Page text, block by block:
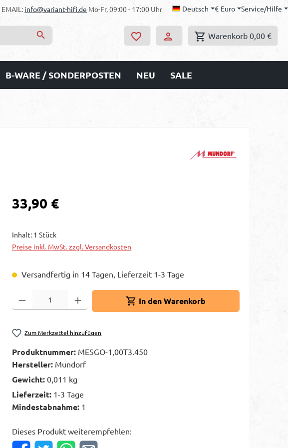
EMAIL: info@variant-hifi.de Mo-Fr, 09:00 - 17:00 Uhr Deutsch € Euro Service/Hilfe
Warenkorb 0,00 €
B-WARE / SONDERPOSTEN NEU SALE
Regulärer Preis:
33,90 €
Inhalt: 1 Stück
Preise inkl. MwSt. zzgl. Versandkosten
Versandfertig in 14 Tagen, Lieferzeit 1-3 Tage
Produkt Anzahl: Gib den gewünschten Wert ein oder benutze die Schaltflächen um die
In den Warenkorb
Zum Merkzettel hinzufügen
Produktnummer: MESGO-1,00T3.450
Hersteller: Mundorf
Gewicht:0,011 kg
Lieferzeit: 1-3 Tage
Mindestabnahme: 1
Dieses Produkt weiterempfehlen: